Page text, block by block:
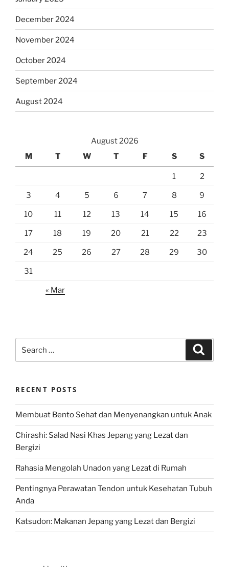
December 2024
November 2024
October 2024
September 2024
August 2024
August 2026
M
T W T F S S
1 2
3 4 5 6 7 8 9
10 11 12 13 14 15 16
17 18 19 20 21 22 23
24 25 26 27 28 29 30
31
« Mar
for:
RECENT POSTS
Membuat Bento Sehat dan Menyenangkan untuk Anak
Chirashi: Salad Nasi Khas Jepang yang Lezat dan
Bergizi
Rahasia Mengolah Unadon yang Lezat di Rumah
Pentingnya Perawatan Tendon untuk Kesehatan Tubuh
Anda
Katsudon: Makanan Jepang yang Lezat dan Bergizi